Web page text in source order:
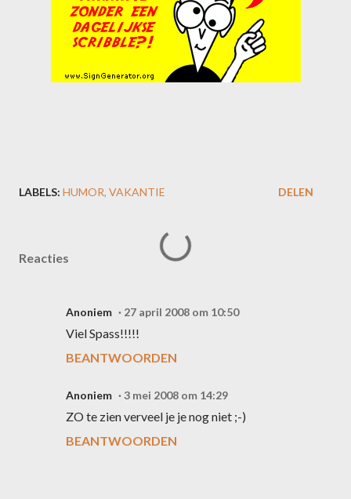
LABELS: HUMOR VAKANTIE DELEN
Reacties
Anoniem 27 april 2008 om 10:50
Viel Spass!!!!!
BEANTWOORDEN
Anoniem 3 mei 2008 om 14:29
ZO te zien verveel je je nog niet ;-)
BEANTWOORDEN